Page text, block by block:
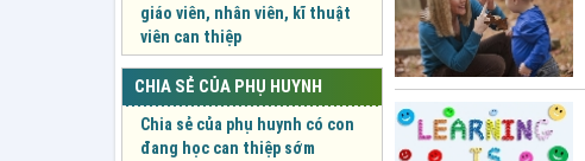
giáo viên, nhân viên, kĩ thuật
viên can thiệp
CHIA SẺ CỦA PHỤ HUYNH
Chia sẻ của phụ huynh có con
đang học can thiệp sớm